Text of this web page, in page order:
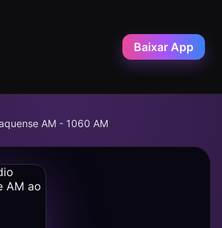
Baixar App
AM - 1060 AM